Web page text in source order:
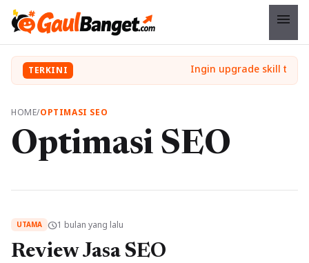
menu
TERKINI
HOME/OPTIMASI SEO
Optimasi SEO
UTAMA schedule1 bulan yang lalu
Review Jasa SEO